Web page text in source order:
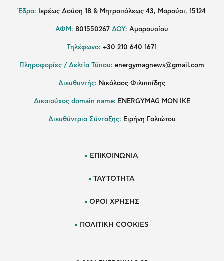
Έδρα: Ιερέως Δούση 18 & Μητροπόλεως 43, Μαρούσι, 15124
ΑΦΜ: 801550267 ΔΟΥ: Αμαρουσίου
Τηλέφωνο: +30 210 640 1671
Πληροφορίες / Δελτία Τύπου: energymagnews@gmail.com
Διευθυντής: Νικόλαος Φιλιππίδης
Δικαιούχος domain name: ENERGYMAG ΜΟΝ ΙΚΕ
Διευθύντρια Σύνταξης: Ειρήνη Γαλιώτου
ΕΠΙΚΟΙΝΩΝΙΑ
ΤΑΥΤΟΤΗΤΑ
ΟΡΟΙ ΧΡΗΣΗΣ
ΠΟΛΙΤΙΚΗ COOKIES